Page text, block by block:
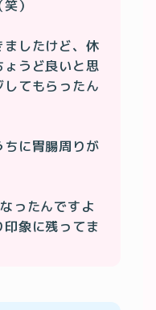
）
したけど、休
ょうど良いと思
てもらったん
ちに胃腸周りが
ったんですよ
象に残ってま